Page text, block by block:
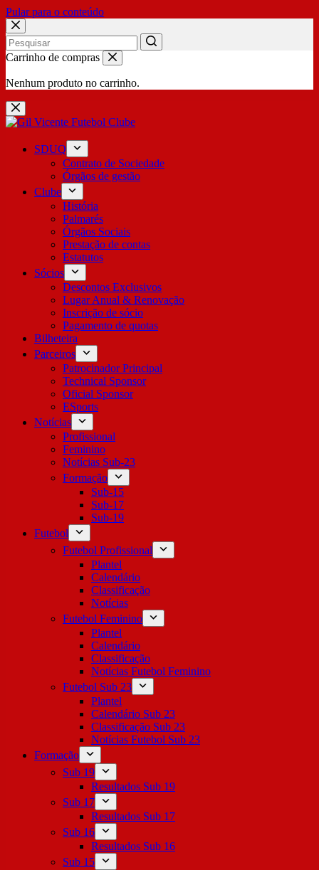
Pular para o conteúdo
No
Carrinho de compras
Nenhum produto no carrinho.
SDUQ
Contrato de Sociedade
Órgãos de gestão
Clube
História
Palmarés
Órgãos Sociais
Prestação de contas
Estatutos
Sócios
Descontos Exclusivos
Lugar Anual & Renovação
Inscrição de sócio
Pagamento de quotas
Bilheteira
Parceiros
Patrocinador Principal
Technical Sponsor
Oficial Sponsor
ESports
Notícias
Profissional
Feminino
Notícias Sub-23
Formação
Sub-15
Sub-17
Sub-19
Futebol
Futebol Profissional
Plantel
Calendário
Classificação
Notícias
Futebol Feminino
Plantel
Calendário
Classificação
Notícias Futebol Feminino
Futebol Sub 23
Plantel
Calendário Sub 23
Classificação Sub 23
Notícias Futebol Sub 23
Formação
Sub 19
Resultados Sub 19
Sub 17
Resultados Sub 17
Sub 16
Resultados Sub 16
Sub 15